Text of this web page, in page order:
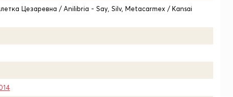
Цезаревна / Anilibria - Say, Silv, Metacarmex / Kansai